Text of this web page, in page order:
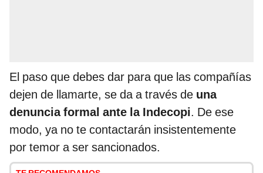
El paso que debes dar para que las compañías
dejen de llamarte, se da a través de una
denuncia formal ante la Indecopi. De ese
modo, ya no te contactarán insistentemente
por temor a ser sancionados.